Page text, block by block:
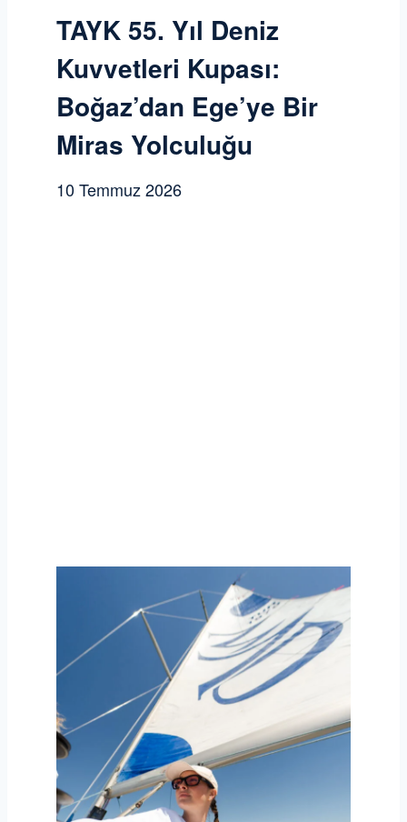
TAYK 55. Yıl Deniz
Kuvvetleri Kupası:
Boğaz’dan Ege’ye Bir
Miras Yolculuğu
10 Temmuz 2026